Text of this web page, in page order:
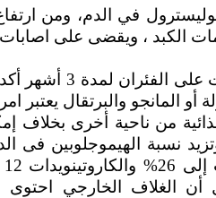
الحرنكش يعد من الثمار المهمة
المانجو والبرتقال يعتبر
من ناحية أخرى بخلاف
نسبة الهيموجلوبين فى